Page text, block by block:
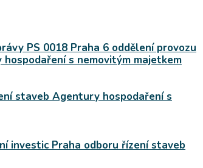
PS 0018 Praha 6 oddělení provozu
s nemovitým majetkem
staveb Agentury hospodaření s
investic Praha odboru řízení staveb